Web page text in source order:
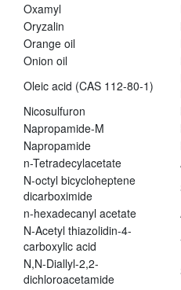
Oxamyl
Oryzalin
Orange oil
Onion oil
Oleic acid (CAS 112-80-1)
Nicosulfuron
Napropamide-M
Napropamide
n-Tetradecylacetate
N-octyl bicycloheptene
dicarboximide
n-hexadecanyl acetate
N-Acetyl thiazolidin-4-
carboxylic acid
N,N-Diallyl-2,2-
dichloroacetamide